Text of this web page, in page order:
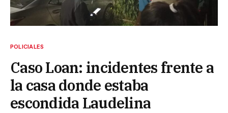
POLICIALES
Caso Loan: incidentes frente a
la casa donde estaba
escondida Laudelina